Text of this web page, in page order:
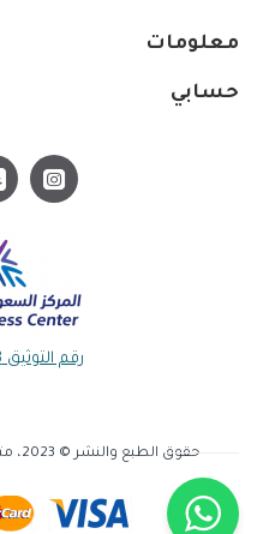
معلومات
حسابي
رقم التوثيق 0000047953
حقوق الطبع والنشر © 2023، متجر حركات صح، الحقوق محفوظة